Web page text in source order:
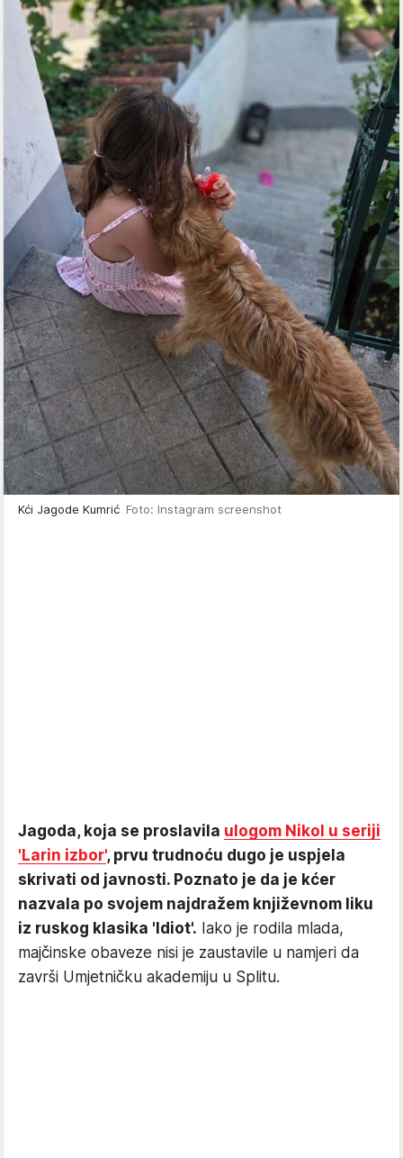
Kći Jagode Kumrić Foto: Instagram screenshot
Jagoda, koja se proslavila ulogom Nikol u seriji
'Larin izbor', prvu trudnoću dugo je uspjela
skrivati od javnosti. Poznato je da je kćer
nazvala po svojem najdražem književnom liku
iz ruskog klasika 'Idiot'. Iako je rodila mlada,
majčinske obaveze nisi je zaustavile u namjeri da
završi Umjetničku akademiju u Splitu.